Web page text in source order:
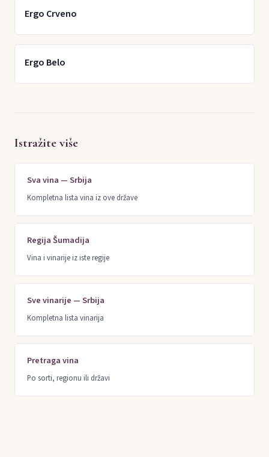
Ergo Crveno
Ergo Belo
Istražite više
Sva vina — Srbija
Kompletna lista vina iz ove države
Regija Šumadija
Vina i vinarije iz iste regije
Sve vinarije — Srbija
Kompletna lista vinarija
Pretraga vina
Po sorti, regionu ili državi